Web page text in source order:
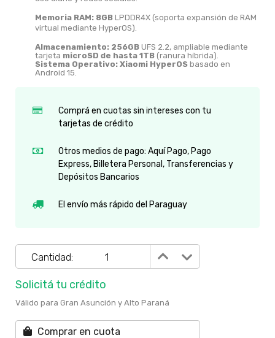
Memoria RAM: 8GB LPDDR4X (soporta expansión de RAM
virtual mediante HyperOS).
Almacenamiento: 256GB UFS 2.2, ampliable mediante
tarjeta microSD de hasta 1TB (ranura híbrida).
Sistema Operativo: Xiaomi HyperOS basado en
Android 15.
Comprá en cuotas sin intereses con tu
tarjetas de crédito
Otros medios de pago: Aquí Pago, Pago
Express, Billetera Personal, Transferencias y
Depósitos Bancarios
El envío más rápido del Paraguay
Cantidad:
Solicitá tu crédito
Válido para Gran Asunción y Alto Paraná
Comprar en cuota